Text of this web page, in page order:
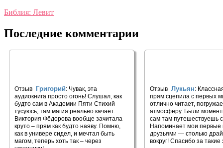
Библия: Левит
Последние комментарии
Отзыв Григорий: Чувак, эта
аудиокнига просто огонь! Слушал, как
будто сам в Академии Пяти Стихий
тусуюсь, там магия реально качает.
Виктория Фёдорова вообще зачитала
круто – прям как будто наяву. Помню,
как в универе сидел, и мечтал быть
магом, теперь хоть так – через
Отзыв Лукьян:
прям сцепила с первых
отлично читает,
атмосферу. Были
сам там путешествуешь
Напоминает мои первые
друзьями — столько
вокруг! Спасибо за такие